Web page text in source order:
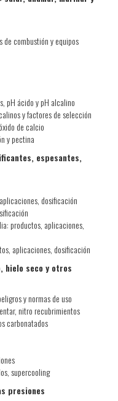
combustión y equipos
pH ácido y pH alcalino
y factores de selección
de calcio
y pectina
espesantes,
dosificación
productos, aplicaciones,
aplicaciones, dosificación
hielo seco y otros
y normas de uso
nitro recubrimientos
carbonatados
supercooling
presiones